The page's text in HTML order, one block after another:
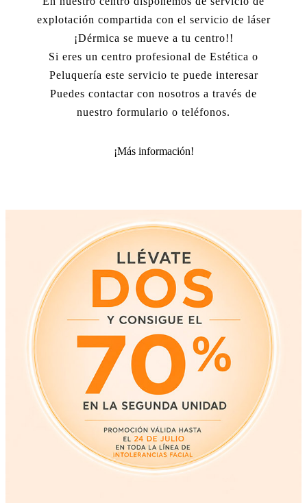
explotación compartida con el servicio de láser
¡Dérmica se mueve a tu centro!!
Si eres un centro profesional de Estética o
Peluquería este servicio te puede interesar
Puedes contactar con nosotros a través de
nuestro formulario o teléfonos.
¡Más información!